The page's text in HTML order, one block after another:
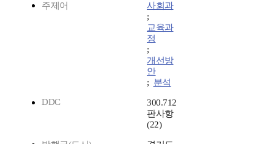
주제어
사회과
;
교육과
정
;
개선방
안
; 분석
DDC
300.712
판사항
(22)